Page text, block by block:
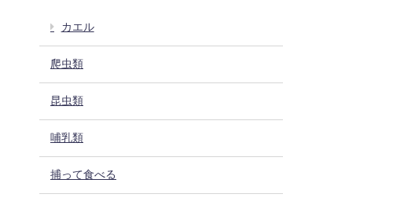
カエル
爬虫類
昆虫類
哺乳類
捕って食べる